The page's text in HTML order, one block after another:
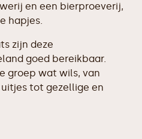
en een bierproeverij,
hapjes.
zijn deze
goed bereikbaar.
groep wat wils, van
tot gezellige en